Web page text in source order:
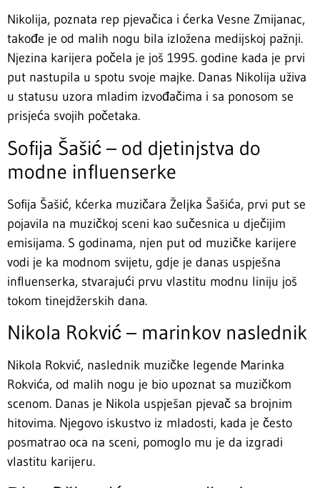
Nikolija, poznata rep pjevačica i ćerka Vesne Zmijanac,
takođe je od malih nogu bila izložena medijskoj pažnji.
Njezina karijera počela je još 1995. godine kada je prvi
put nastupila u spotu svoje majke. Danas Nikolija uživa
u statusu uzora mladim izvođačima i sa ponosom se
prisjeća svojih početaka.
Sofija Šašić – od djetinjstva do
modne influenserke
Sofija Šašić, kćerka muzičara Željka Šašića, prvi put se
pojavila na muzičkoj sceni kao sučesnica u dječijim
emisijama. S godinama, njen put od muzičke karijere
vodi je ka modnom svijetu, gdje je danas uspješna
influenserka, stvarajući prvu vlastitu modnu liniju još
tokom tinejdžerskih dana.
Nikola Rokvić – marinkov naslednik
Nikola Rokvić, naslednik muzičke legende Marinka
Rokvića, od malih nogu je bio upoznat sa muzičkom
scenom. Danas je Nikola uspješan pjevač sa brojnim
hitovima. Njegovo iskustvo iz mladosti, kada je često
posmatrao oca na sceni, pomoglo mu je da izgradi
vlastitu karijeru.